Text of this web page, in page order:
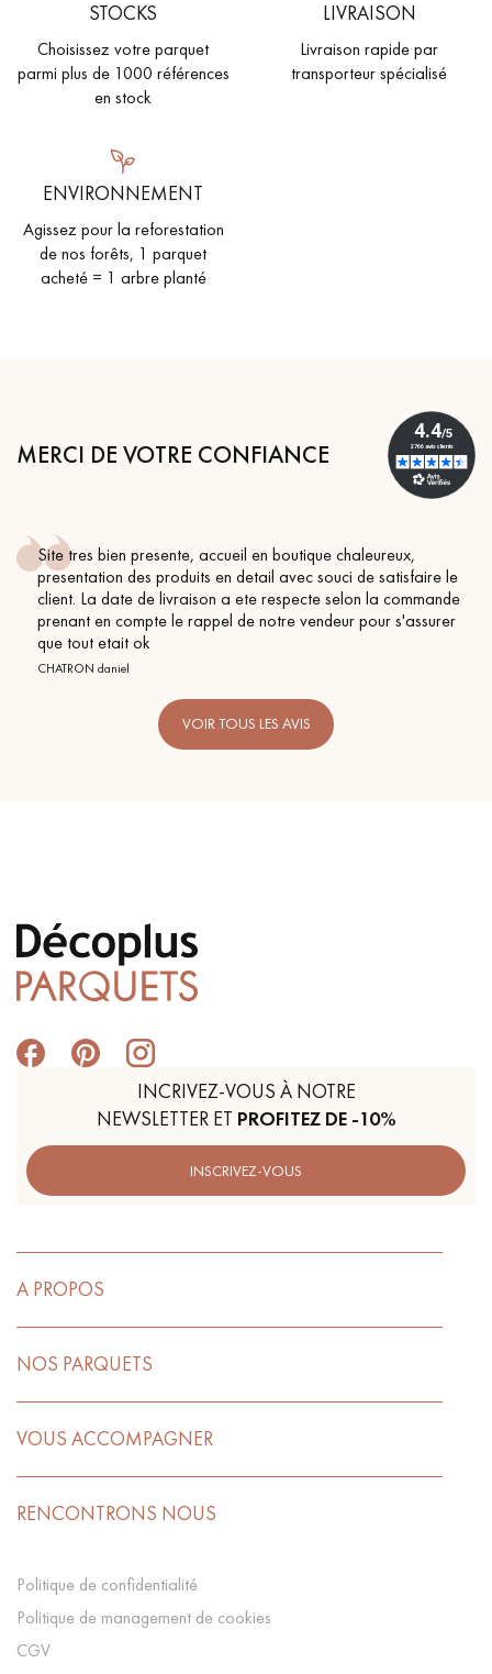
Demandez un rendez-vous personnalisé
STOCKS
Choisissez votre parquet
parmi plus de 1000 références
en stock
LIVRAISON
Livraison rapide par
transporteur spécialisé
ENVIRONNEMENT
Agissez pour la reforestation
de nos forêts, 1 parquet
acheté = 1 arbre planté
MERCI DE VOTRE CONFIANCE
Site tres bien presente, accueil en boutique chaleureux,
presentation des produits en detail avec souci de satisfaire le
client. La date de livraison a ete respecte selon la commande
prenant en compte le rappel de notre vendeur pour s'assurer
que tout etait ok
CHATRON daniel
VOIR TOUS LES AVIS
INCRIVEZ-VOUS À NOTRE
NEWSLETTER ET PROFITEZ DE -10%
INSCRIVEZ-VOUS
A PROPOS
NOS PARQUETS
VOUS ACCOMPAGNER
RENCONTRONS NOUS
Politique de confidentialité
Politique de management de cookies
CGV